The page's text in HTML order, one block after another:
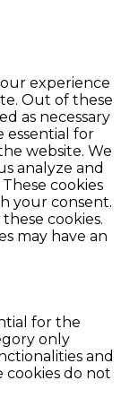
experience
Out of these
as necessary
essential for
website. We
analyze and
cookies
your consent.
cookies.
may have an
for the
only
and
cookies do not